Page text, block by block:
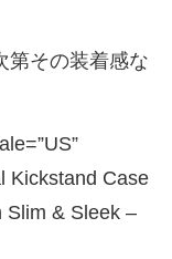
第その装着感な
Kickstand Case
Slim & Sleek –